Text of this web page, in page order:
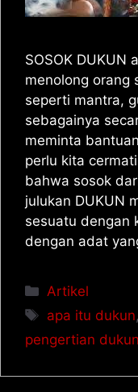
SOSOK DUKUN
menolong orang
seperti mantra,
sebagainya
meminta
perlu kita
bahwa sosok
julukan DUKUN
sesuatu dengan
dengan adat
Artikel
apa itu dukun
pengertian dukun